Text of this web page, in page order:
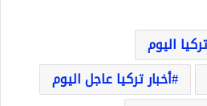
اليوم
أخبار تركيا عاجل اليوم